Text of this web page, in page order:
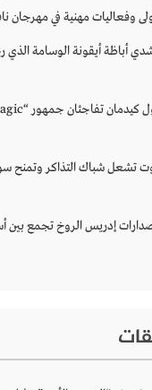
أباظة أيقونة الوسامة
تشعل شباك التذاكر وتمنح
إدريس الروخ تجمع بين